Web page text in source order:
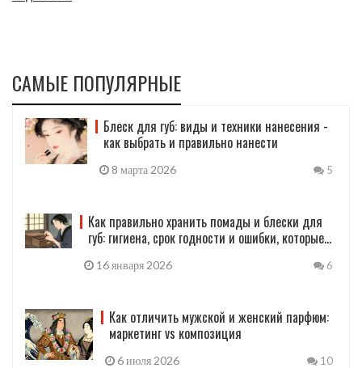
САМЫЕ ПОПУЛЯРНЫЕ
Блеск для губ: виды и техники нанесения -
как выбрать и правильно нанести
8 марта 2026 5
Как правильно хранить помады и блески для
губ: гигиена, срок годности и ошибки, которые
16 января 2026 6
Как отличить мужской и женский парфюм:
маркетинг vs композиция
6 июля 2026 10